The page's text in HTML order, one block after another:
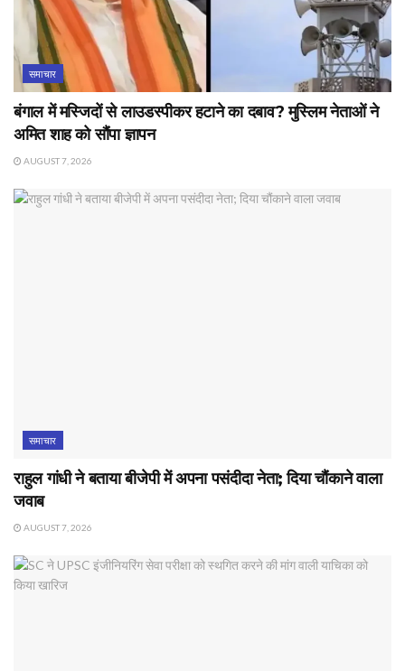
समाचार
बंगाल में मस्जिदों से लाउडस्पीकर हटाने का दबाव? मुस्लिम नेताओं ने
अमित शाह को सौंपा ज्ञापन
AUGUST 7, 2026
समाचार
राहुल गांधी ने बताया बीजेपी में अपना पसंदीदा नेता; दिया चौंकाने वाला
जवाब
AUGUST 7, 2026